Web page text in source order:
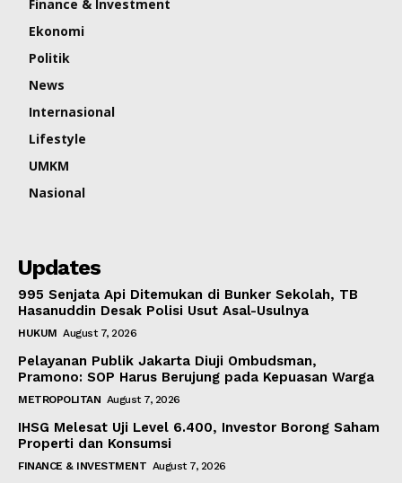
Finance & Investment
Ekonomi
Politik
News
Internasional
Lifestyle
UMKM
Nasional
Updates
995 Senjata Api Ditemukan di Bunker Sekolah, TB
Hasanuddin Desak Polisi Usut Asal-Usulnya
HUKUM August 7, 2026
Pelayanan Publik Jakarta Diuji Ombudsman,
Pramono: SOP Harus Berujung pada Kepuasan Warga
METROPOLITAN August 7, 2026
IHSG Melesat Uji Level 6.400, Investor Borong Saham
Properti dan Konsumsi
FINANCE & INVESTMENT August 7, 2026